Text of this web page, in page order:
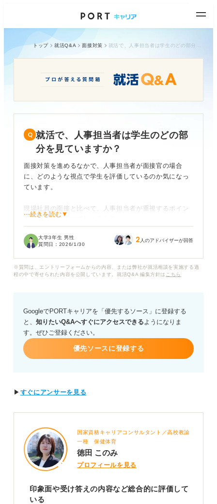
トップ 就活Q&A 面接対策
就活で、人事担当者は学生のどの部
分を見ていますか？
面接対策を進めるなかで、人事担当者が面接官の場合
に、どのような視点で学生を評価しているのか気になっ
ています。
現場社員の面接と比べて、人事担当者が重視するポイン
トに違いはあるのでしょうか？
特に、企業文化との相性や長く働く意欲を見られると聞
⋯続きを読む▼
大学3年生 男性
質問日： 2026/1/30 2 人のアドバイザーが回答
※質問は、エントリーフォームからの内容、または弊社が就活相談を実施する過
程の中で寄せられた内容を公開しています。就活Q&A 編集方針は こちら
GoogleでPORTキャリアを「優先するソース」に登録する
と、 知りたいQ&Aへすぐにアクセスできるようになりま
す。ぜひご登録ください。
優先ソースに登録する
▶ すぐにアンサーを見る
国家資格キャリアコンサルタント／高校教諭
一種 保健体育
徳田 このみ
プロフィールを見る
印象面や受け答えの内容など総合的に評価して
いる